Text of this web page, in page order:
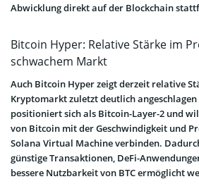
Abwicklung direkt auf der Blockchain
Bitcoin Hyper: Relative Stärke im
schwachem Markt
Auch Bitcoin Hyper zeigt derzeit relative
Kryptomarkt zuletzt deutlich
positioniert sich als Bitcoin-Layer-2 und
von Bitcoin mit der Geschwindigkeit und
Solana Virtual Machine verbinden.
günstige Transaktionen, DeFi-
bessere Nutzbarkeit von BTC ermöglicht